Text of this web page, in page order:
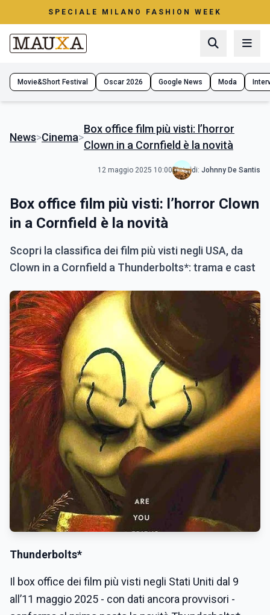
SPECIALE MILANO FASHION WEEK
Movie&Short Festival Oscar 2026 Google News Moda
News>Cinema>
Box office film più visti: l’horror
Clown in a Cornfield è la novità
12 maggio 2025 10:00 di: Johnny De Santis
Box office film più visti: l’horror Clown
in a Cornfield è la novità
Scopri la classifica dei film più visti negli USA, da
Clown in a Cornfield a Thunderbolts*: trama e cast
Thunderbolts*
Il box office dei film più visti negli Stati Uniti dal 9
all’11 maggio 2025 - con dati ancora provvisori -